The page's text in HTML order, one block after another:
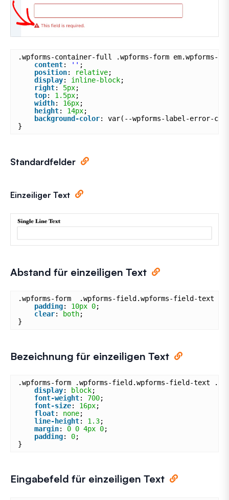
.wpforms-container-full .wpforms-form em.wpforms-
content: '' ;
position: relative;
display: inline-block;
right: 5px;
top: 1.5px;
width: 16px;
height: 14px;
background-color: var(--wpforms-label-error-
}
Standardfelder
Einzeiliger Text
Abstand für einzeiligen Text
.wpforms-form  .wpforms-field.wpforms-field-text {
padding: 10px 0;
clear: both;
}
Bezeichnung für einzeiligen Text
.wpforms-form .wpforms-field.wpforms-field-text
display: block;
font-weight: 700;
font-size: 16px;
float: none;
line-height: 1.3;
margin: 0 0 4px 0;
padding: 0;
}
Eingabefeld für einzeiligen Text